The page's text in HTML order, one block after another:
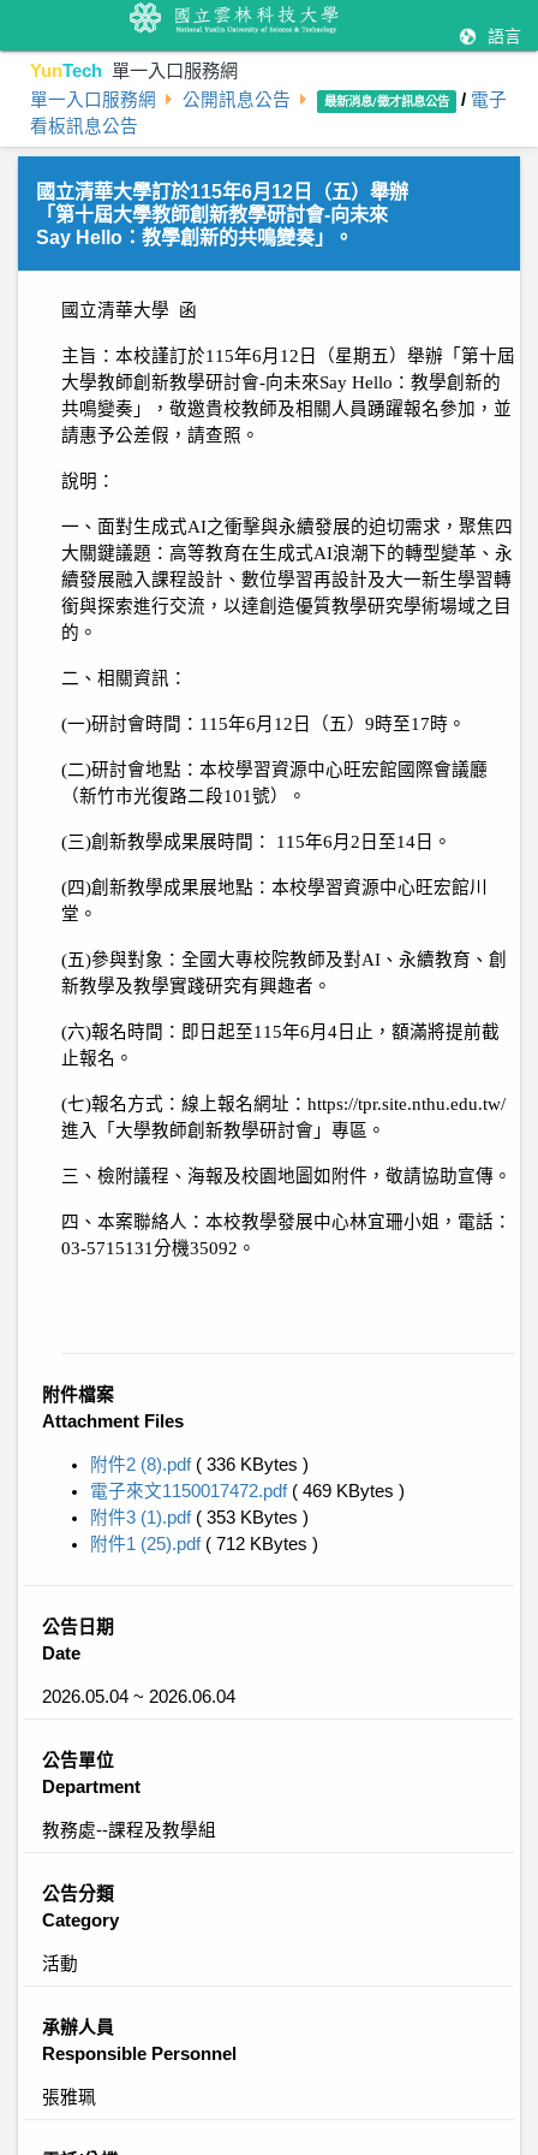
語言
YunTech 單一入口服務網
單一入口服務網 公開訊息公告 最新消息/徵才訊息公告 / 電子
看板訊息公告
國立清華大學訂於115年6月12日（五）舉辦
「第十屆大學教師創新教學研討會-向未來
Say Hello：教學創新的共鳴變奏」。
國立清華大學 函
主旨：本校謹訂於115年6月 12 日（星期五）舉辦「第十屆
大學教師創新教學研討會-向未來Say Hello ：教學創新的
共鳴變奏」，敬邀貴校教師及相關人員踴躍報名參加，並
請惠予公差假，請查照。
說明：
一、面對生成式AI之衝擊與永續發展的迫切需求，聚焦四
大關鍵議題：高等教育在生成式AI浪潮下的轉型變革、永
續發展融入課程設計、數位學習再設計及大一新生學習轉
銜與探索進行交流，以達創造優質教學研究學術場域之目
的。
二、相關資訊：
(一)研討會時間： 115年6月 12 日（五） 9時至17時。
(二)研討會地點：本校學習資源中心旺宏館國際會議廳
（新竹市光復路二段101號）。
(三)創新教學成果展時間： 115年6月 2 日至14日。
(四)創新教學成果展地點：本校學習資源中心旺宏館川
堂。
(五)參與對象：全國大專校院教師及對AI 、永續教育、創
新教學及教學實踐研究有興趣者。
(六)報名時間：即日起至115年6月 4日止，額滿將提前截
止報名。
(七)報名方式：線上報名網址： https://tpr.site.nthu.edu.tw/
進入「大學教師創新教學研討會」專區。
三、檢附議程、海報及校園地圖如附件，敬請協助宣傳。
四、本案聯絡人：本校教學發展中心林宜珊小姐，電話：
03-5715131分機35092 。
附件檔案
Attachment Files
附件2 (8).pdf ( 336 KBytes )
電子來文1150017472.pdf ( 469 KBytes )
附件3 (1).pdf ( 353 KBytes )
附件1 (25).pdf ( 712 KBytes )
公告日期
Date
2026.05.04 ~ 2026.06.04
公告單位
Department
教務處--課程及教學組
公告分類
Category
活動
承辦人員
Responsible Personnel
張雅珮